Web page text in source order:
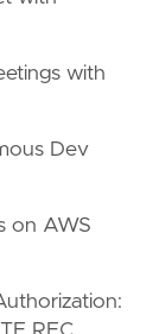
with
Dev
on AWS